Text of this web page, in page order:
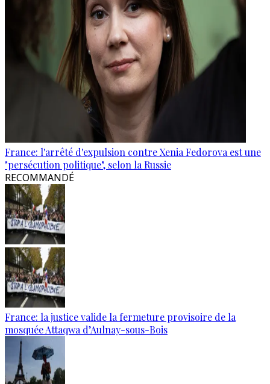
France: l'arrêté d'expulsion contre Xenia Fedorova est une
"persécution politique", selon la Russie
RECOMMANDÉ
France: la justice valide la fermeture provisoire de la
mosquée Attaqwa d’Aulnay-sous-Bois